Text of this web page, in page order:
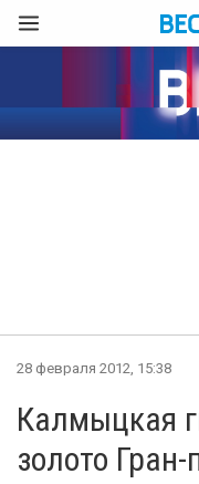
28 февраля 2012, 15:38
Калмыцкая
золото